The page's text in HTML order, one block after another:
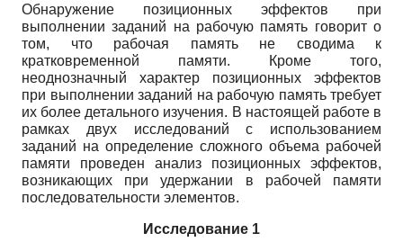
Обнаружение позиционных эффектов при
выполнении заданий на рабочую память говорит о
том, что рабочая память не сводима к
кратковременной памяти. Кроме того,
неоднозначный характер позиционных эффектов
при выполнении заданий на рабочую память требует
их более детального изучения. В настоящей работе в
рамках двух исследований с использованием
заданий на определение сложного объема рабочей
памяти проведен анализ позиционных эффектов,
возникающих при удержании в рабочей памяти
последовательности элементов.
Исследование 1